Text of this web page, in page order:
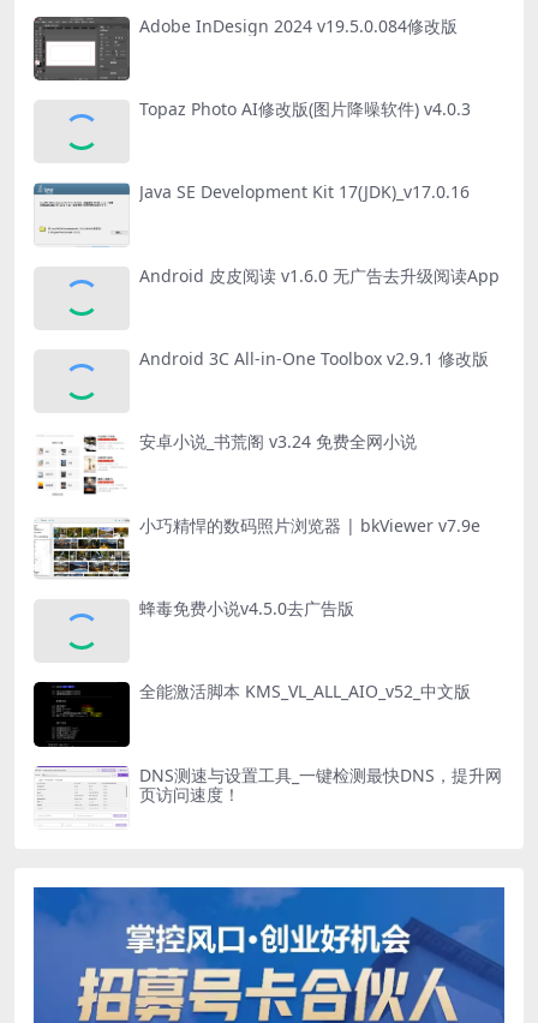
Adobe InDesign 2024 v19.5.0.084修改版
Topaz Photo AI修改版(图片降噪软件) v4.0.3
Java SE Development Kit 17(JDK)_v17.0.16
Android 皮皮阅读 v1.6.0 无广告去升级阅读App
Android 3C All-in-One Toolbox v2.9.1 修改版
安卓小说_书荒阁 v3.24 免费全网小说
小巧精悍的数码照片浏览器 | bkViewer v7.9e
蜂毒免费小说v4.5.0去广告版
全能激活脚本 KMS_VL_ALL_AIO_v52_中文版
DNS测速与设置工具_一键检测最快DNS，提升网
页访问速度！